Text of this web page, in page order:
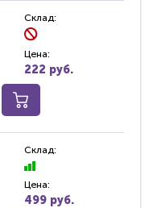
Склад:
Цена:
222 руб.
Склад:
Цена:
499 руб.